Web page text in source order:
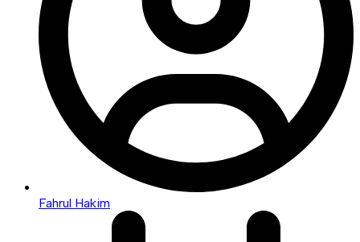
Fahrul Hakim